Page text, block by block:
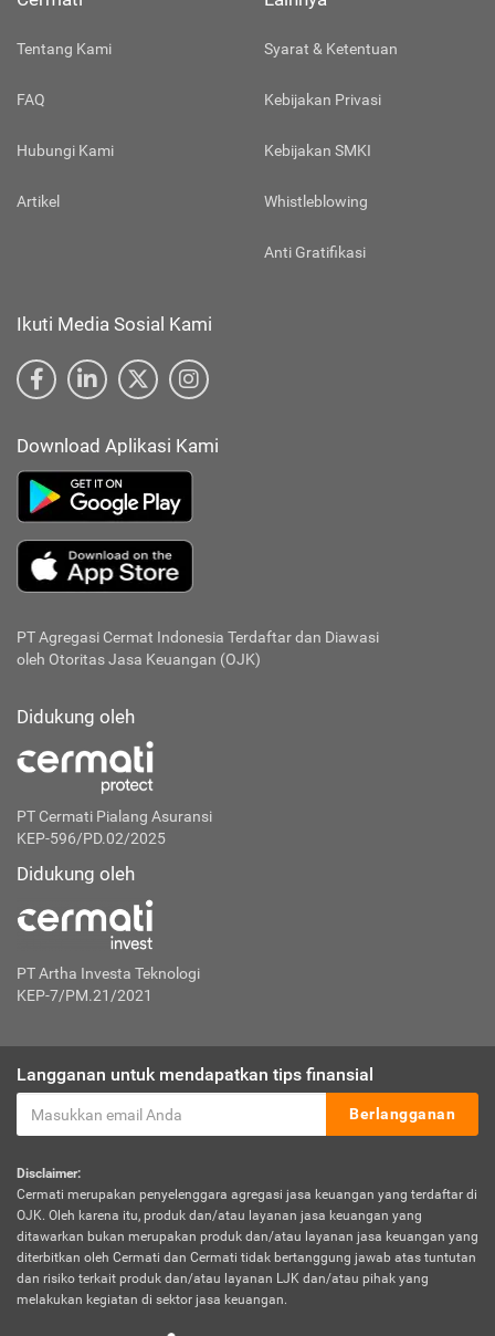
Tentang Kami
FAQ
Hubungi Kami
Artikel
Syarat & Ketentuan
Kebijakan Privasi
Kebijakan SMKI
Whistleblowing
Anti Gratifikasi
Ikuti Media Sosial Kami
Download Aplikasi Kami
PT Agregasi Cermat Indonesia Terdaftar dan Diawasi
oleh Otoritas Jasa Keuangan (OJK)
Didukung oleh
PT Cermati Pialang Asuransi
KEP-596/PD.02/2025
Didukung oleh
PT Artha Investa Teknologi
KEP-7/PM.21/2021
Langganan untuk mendapatkan tips finansial
Berlangganan
Disclaimer:
Cermati merupakan penyelenggara agregasi jasa keuangan yang terdaftar di
OJK. Oleh karena itu, produk dan/atau layanan jasa keuangan yang
ditawarkan bukan merupakan produk dan/atau layanan jasa keuangan yang
diterbitkan oleh Cermati dan Cermati tidak bertanggung jawab atas tuntutan
dan risiko terkait produk dan/atau layanan LJK dan/atau pihak yang
melakukan kegiatan di sektor jasa keuangan.